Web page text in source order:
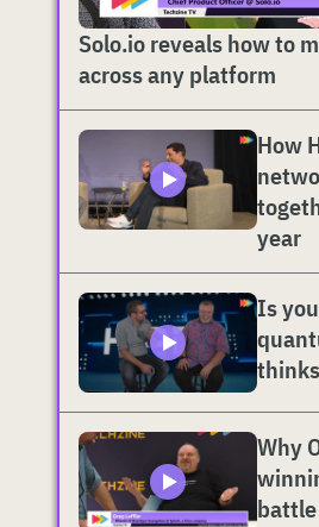
Solo.io reveals how to
across any platform
How
year
Is
Why
battle